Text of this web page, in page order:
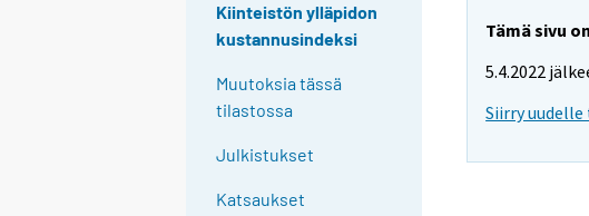
Kiinteistön ylläpidon
kustannusindeksi
Muutoksia tässä
tilastossa
Julkistukset
Katsaukset
Tämä sivu
5.4.2022
Siirry